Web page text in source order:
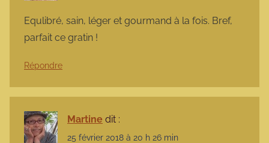
Equlibré, sain, léger et gourmand à la fois. Bref,
parfait ce gratin !
Répondre
Martine dit :
25 février 2018 à 20 h 26 min